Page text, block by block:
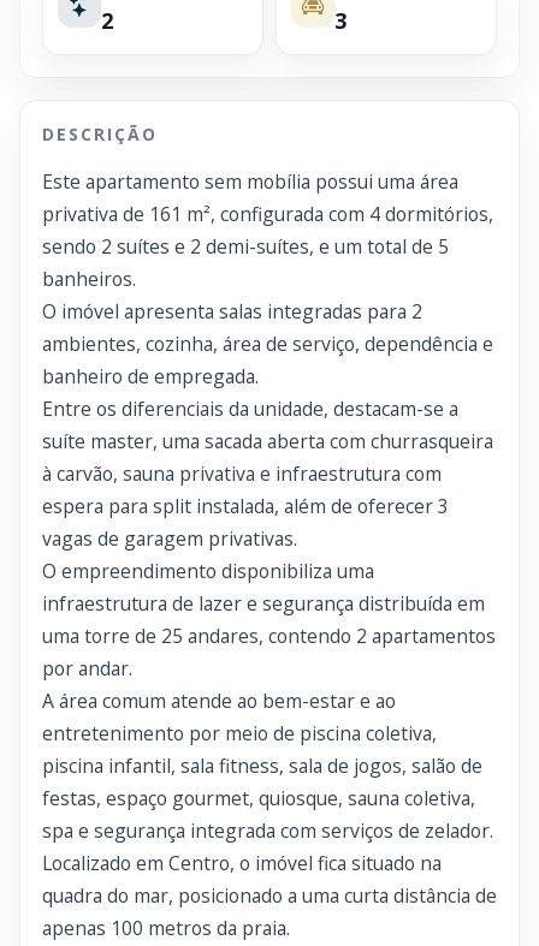
2 3
DESCRIÇÃO
Este apartamento sem mobília possui uma área
privativa de 161 m², configurada com 4 dormitórios,
sendo 2 suítes e 2 demi-suítes, e um total de 5
banheiros.
O imóvel apresenta salas integradas para 2
ambientes, cozinha, área de serviço, dependência e
banheiro de empregada.
Entre os diferenciais da unidade, destacam-se a
suíte master, uma sacada aberta com churrasqueira
à carvão, sauna privativa e infraestrutura com
espera para split instalada, além de oferecer 3
vagas de garagem privativas.
O empreendimento disponibiliza uma
infraestrutura de lazer e segurança distribuída em
uma torre de 25 andares, contendo 2 apartamentos
por andar.
A área comum atende ao bem-estar e ao
entretenimento por meio de piscina coletiva,
piscina infantil, sala fitness, sala de jogos, salão de
festas, espaço gourmet, quiosque, sauna coletiva,
spa e segurança integrada com serviços de zelador.
Localizado em Centro, o imóvel fica situado na
quadra do mar, posicionado a uma curta distância de
apenas 100 metros da praia.